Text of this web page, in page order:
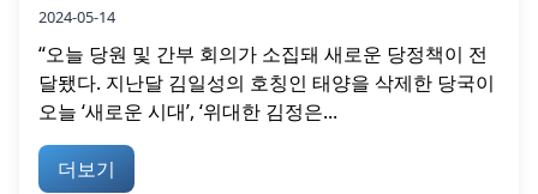
2024-05-14
“오늘 당원 및 간부 회의가 소집돼 새로운 당정책이 전
달됐다. 지난달 김일성의 호칭인 태양을 삭제한 당국이
오늘 ‘새로운 시대’, ‘위대한 김정은...
더보기